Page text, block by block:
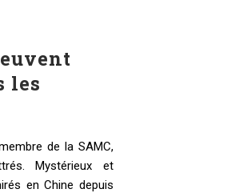
les
de la SAMC,
Mystérieux et
en Chine depuis